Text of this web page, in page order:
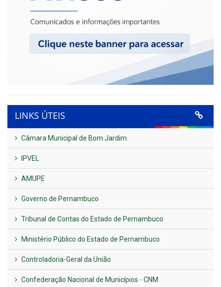
LINKS ÚTEIS
Câmara Municipal de Bom Jardim
IPVEL
AMUPE
Governo de Pernambuco
Tribunal de Contas do Estado de Pernambuco
Ministério Público do Estado de Pernambuco
Controladoria-Geral da União
Confederação Nacional de Municípios - CNM